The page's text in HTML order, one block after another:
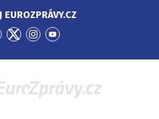
EUROZPRÁVY.CZ
Přejít
Twitter
Přejít
Instagram
Přejít
YouTube